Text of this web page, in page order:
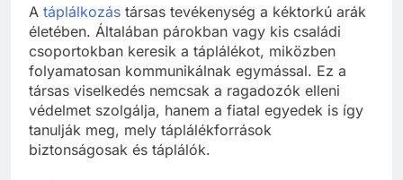
A táplálkozás társas tevékenység a kéktorkú arák
életében. Általában párokban vagy kis családi
csoportokban keresik a táplálékot, miközben
folyamatosan kommunikálnak egymással. Ez a
társas viselkedés nemcsak a ragadozók elleni
védelmet szolgálja, hanem a fiatal egyedek is így
tanulják meg, mely táplálékforrások
biztonságosak és táplálók.